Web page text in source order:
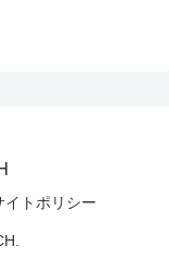
イトポリシー